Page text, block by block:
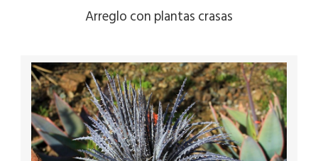
Arreglo con plantas crasas